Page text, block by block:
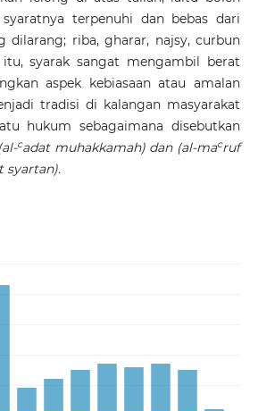
terpenuhi dan bebas dari
dilarang; riba, gharar, najsy, curbun
syarak sangat mengambil berat
aspek kebiasaan atau amalan
tradisi di kalangan masyarakat
hukum sebagaimana disebutkan
(al-cadat muhakkamah) dan (al-macruf
syartan).